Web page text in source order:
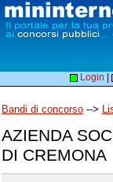
Login
Bandi di concorso -->
AZIENDA
DI CREMONA